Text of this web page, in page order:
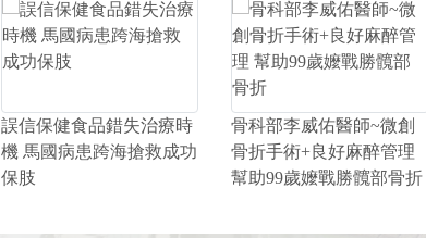
誤信保健食品錯失治療時
機 馬國病患跨海搶救成功
保肢
骨科部李威佑醫師~微創
骨折手術+良好麻醉管理
幫助99歲嬤戰勝髖部骨折